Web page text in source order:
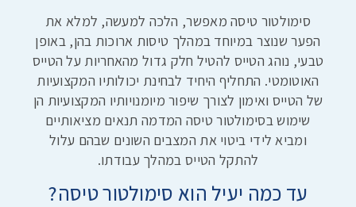
סימולטור טיסה מאפשר, הלכה למעשה, למלא את
הפער שנוצר במיוחד במהלך טיסות ארוכות בהן, באופן
טבעי, נוהג הטייס להטיל חלק גדול מהאחריות על הטייס
האוטומטי. התחליף היחיד לבחינת יכולותיו המקצועיות
של הטייס ואימון לצורך שיפור מיומנויותיו המקצועיות הן
שימוש בסימולטור טיסה המדמה תנאים מציאותיים
ומביא לידי ביטוי את המצבים השונים שבהם עלול
להתקל הטייס במהלך עבודתו.
עד כמה יעיל הוא סימולטור טיסה?